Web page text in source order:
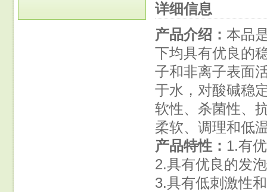
详细信息
产品介绍： 本品
下均具有优良的
子和非离子表面
于水，对酸碱稳
软性、杀菌性、
柔软、调理和低
产品特性： 1.有
2.具有优良的发
3.具有低刺激性